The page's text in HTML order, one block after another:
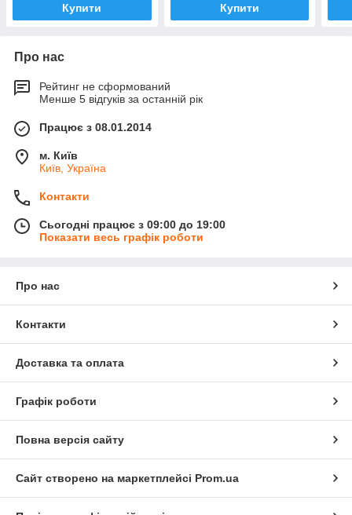
Купити Купити
Про нас
Рейтинг не сформований
Менше 5 відгуків за останній рік
Працює з 08.01.2014
м. Київ
Київ, Україна
Контакти
Сьогодні працює з 09:00 до 19:00
Показати весь графік роботи
Про нас
Контакти
Доставка та оплата
Графік роботи
Повна версія сайту
Сайт створено на маркетплейсі Prom.ua